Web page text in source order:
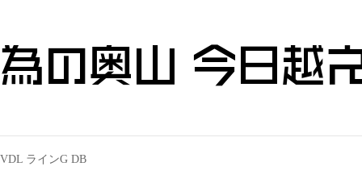
為の奥山 今日越
VDL ラインG DB